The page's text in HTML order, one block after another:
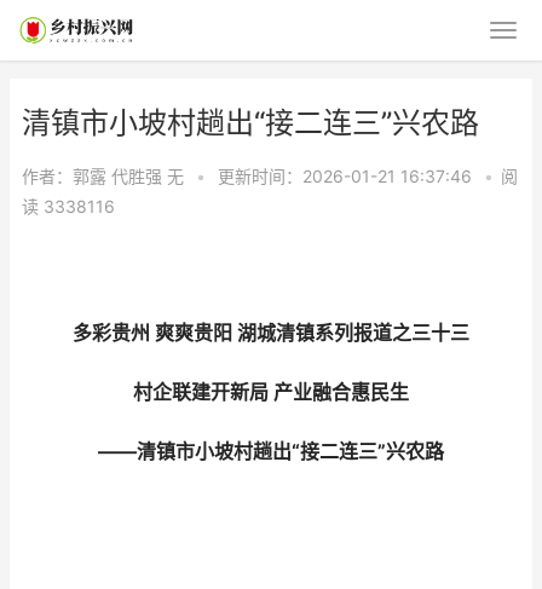
清镇市小坡村趟出“接二连三”兴农路
作者：郭露 代胜强 无 • 更新时间：2026-01-21 16:37:46 • 阅
读 3338116
多彩贵州 爽爽贵阳 湖城清镇系列报道之三十三
村企联建开新局 产业融合惠民生
——清镇市小坡村趟出“接二连三”兴农路